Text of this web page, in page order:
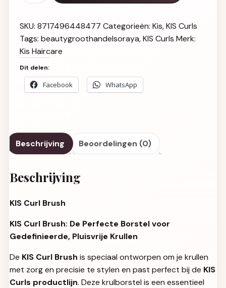
SKU: 8717496448477 Categorieën: Kis,KIS Curls
Tags: beautygroothandelsoraya,KIS Curls Merk:
Kis Haircare
Dit delen:
Facebook WhatsApp
Beschrijving Beoordelingen (0)
Beschrijving
KIS Curl Brush
KIS Curl Brush: De Perfecte Borstel voor
Gedefinieerde, Pluisvrije Krullen
De KIS Curl Brush is speciaal ontworpen om je krullen
met zorg en precisie te stylen en past perfect bij de KIS
Curls productlijn. Deze krulborstel is een essentieel